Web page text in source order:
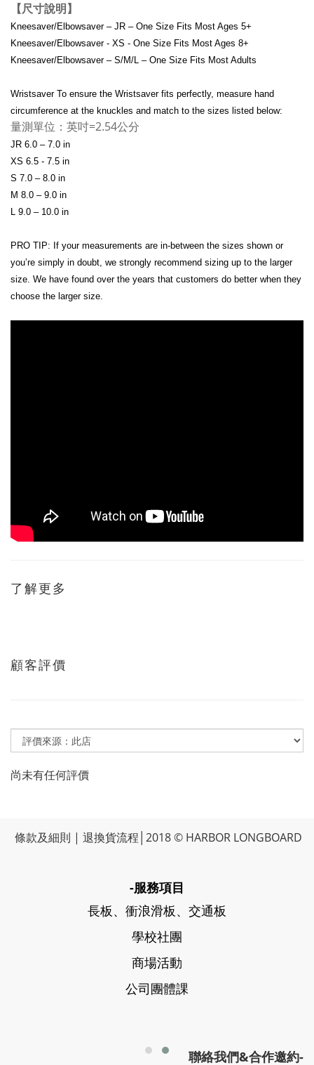
【尺寸說明】
Kneesaver/Elbowsaver – JR – One Size Fits Most Ages 5+
Kneesaver/Elbowsaver - XS - One Size Fits Most Ages 8+
Kneesaver/Elbowsaver – S/M/L – One Size Fits Most Adults
Wristsaver To ensure the Wristsaver fits perfectly, measure hand
circumference at the knuckles and match to the sizes listed below:
量測單位：英吋=2.54公分
JR 6.0 – 7.0 in
XS 6.5 - 7.5 in
S 7.0 – 8.0 in
M 8.0 – 9.0 in
L 9.0 – 10.0 in
PRO TIP: If your measurements are in-between the sizes shown or
you’re simply in doubt, we strongly recommend sizing up to the larger
size. We have found over the years that customers do better when they
choose the larger size.
了解更多
顧客評價
尚未有任何評價
條款及細則 | 退換貨流程 │2018 © HARBOR LONGBOARD
-服務項目
長板、衝浪滑板、交通板
學校社團
商場活動
公司團體課
聯絡我們&合作邀約-